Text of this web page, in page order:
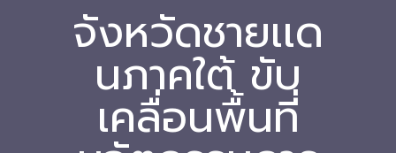
-- มาตรฐานข้อมูลและมาตรฐานการแลกเปลี่ยนข้อมูล
-- สถานศึกษานำร่อง
-- EdusandboxGM
จังหวัดชายเเด
นภาคใต้ ขับ
เคลื่อนพื้นที่